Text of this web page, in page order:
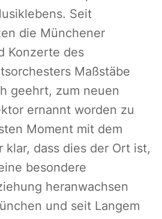
Seit
die Münchener
Konzerte des
Maßstäbe
geehrt, zum neuen
ernannt worden zu
Moment mit dem
klar, dass dies der Ort ist,
besondere
heranwachsen
und seit Langem